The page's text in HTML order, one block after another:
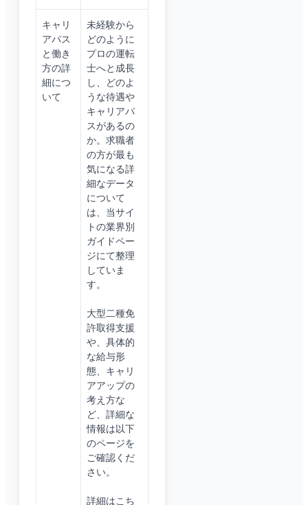
キャリ
アパス
と働き
方の詳
細につ
いて
未経験から
どのように
プロの運転
士へと成長
し、どのよ
うな待遇や
キャリアパ
スがあるの
か。求職者
の方が最も
気になる詳
細なデータ
について
は、当サイ
トの業界別
ガイドペー
ジにて整理
していま
す。
大型二種免
許取得支援
や、具体的
な給与形
態、キャリ
アアップの
考え方な
ど、詳細な
情報は以下
のページを
ご確認くだ
さい。
詳細はこち